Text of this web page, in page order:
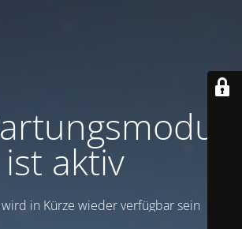
ist aktiv
in Kürze wieder verfügbar sein